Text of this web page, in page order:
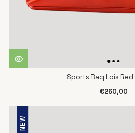
Sports Bag Lois Red
€260,00
NEW